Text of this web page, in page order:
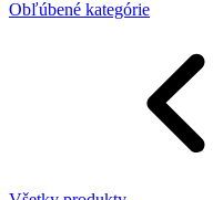
Obľúbené kategórie